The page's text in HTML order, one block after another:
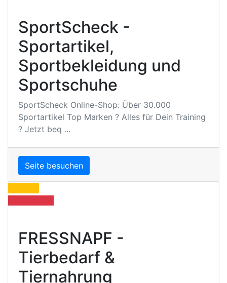
SportScheck -
Sportartikel,
Sportbekleidung und
Sportschuhe
SportScheck Online-Shop: Über 30.000
Sportartikel Top Marken ? Alles für Dein Training
? Jetzt beq ...
Seite besuchen
FRESSNAPF -
Tierbedarf &
Tiernahrung